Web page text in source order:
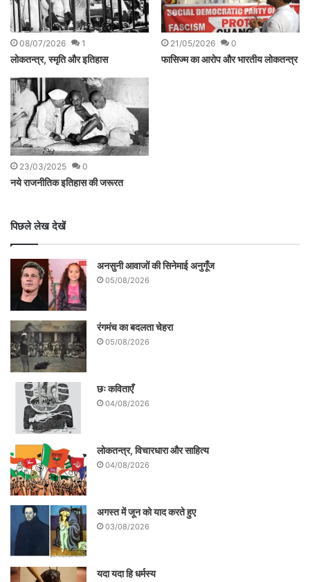
08/07/2026 1
लोकतन्त्र, स्मृति और इतिहास
21/05/2026 0
फासिज्म का आरोप और भारतीय लोकतन्त्र
23/03/2025 0
नये राजनीतिक इतिहास की जरूरत
पिछले लेख देखें
अनसुनी आवाजों की सिनेमाई अनुगूँज
05/08/2026
रंगमंच का बदलता चेहरा
05/08/2026
छः कविताएँ
04/08/2026
लोकतन्त्र, विचारधारा और साहित्य
04/08/2026
अगस्त में जून को याद करते हुए
03/08/2026
यदा यदा हि धर्मस्य